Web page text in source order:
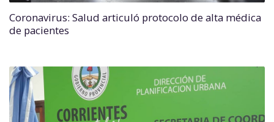
Coronavirus: Salud articuló protocolo de alta médica
de pacientes